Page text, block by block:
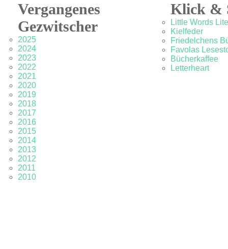
Vergangenes
Gezwitscher
2025
2024
2023
2022
2021
2020
2019
2018
2017
2016
2015
2014
2013
2012
2011
2010
Klick &
Little Words
Kielfeder
Friedelchens
Favolas
Bücherkaffee
Letterheart